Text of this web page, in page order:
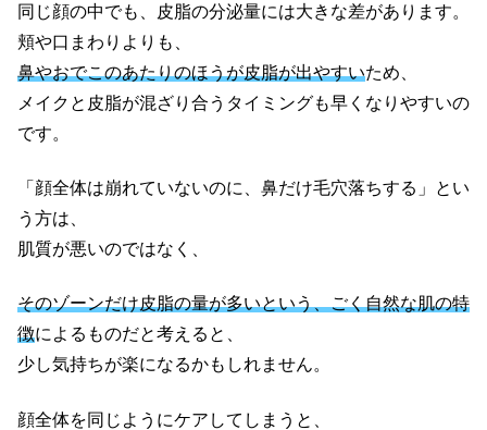
同じ顔の中でも、皮脂の分泌量には大きな差があります。
頬や口まわりよりも、
鼻やおでこのあたりのほうが皮脂が出やすいため、
メイクと皮脂が混ざり合うタイミングも早くなりやすいの
です。
「顔全体は崩れていないのに、鼻だけ毛穴落ちする」とい
う方は、
肌質が悪いのではなく、
そのゾーンだけ皮脂の量が多いという、ごく自然な肌の特
徴によるものだと考えると、
少し気持ちが楽になるかもしれません。
顔全体を同じようにケアしてしまうと、